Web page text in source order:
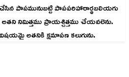
చేసిన పాపమునుబట్టి పాపపరిహారార్థబలియగు
నిమిత్తము ప్రాయశ్చిత్తము చేయవలెను.
అతనికి క్షమాపణ కలుగును.